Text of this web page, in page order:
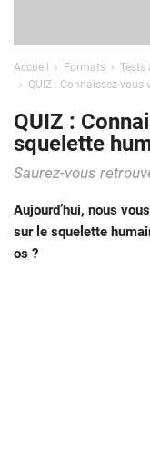
Accueil Formats
Tests
QUIZ : Connaissez-
QUIZ :
squelette
Saurez-vous
Aujourd’hui, nous
sur le squelette
os ?